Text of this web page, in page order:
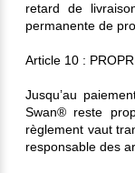
retard de
permanente de
Article 10 :
Jusqu’au
Swan® reste
règlement vaut
responsable des